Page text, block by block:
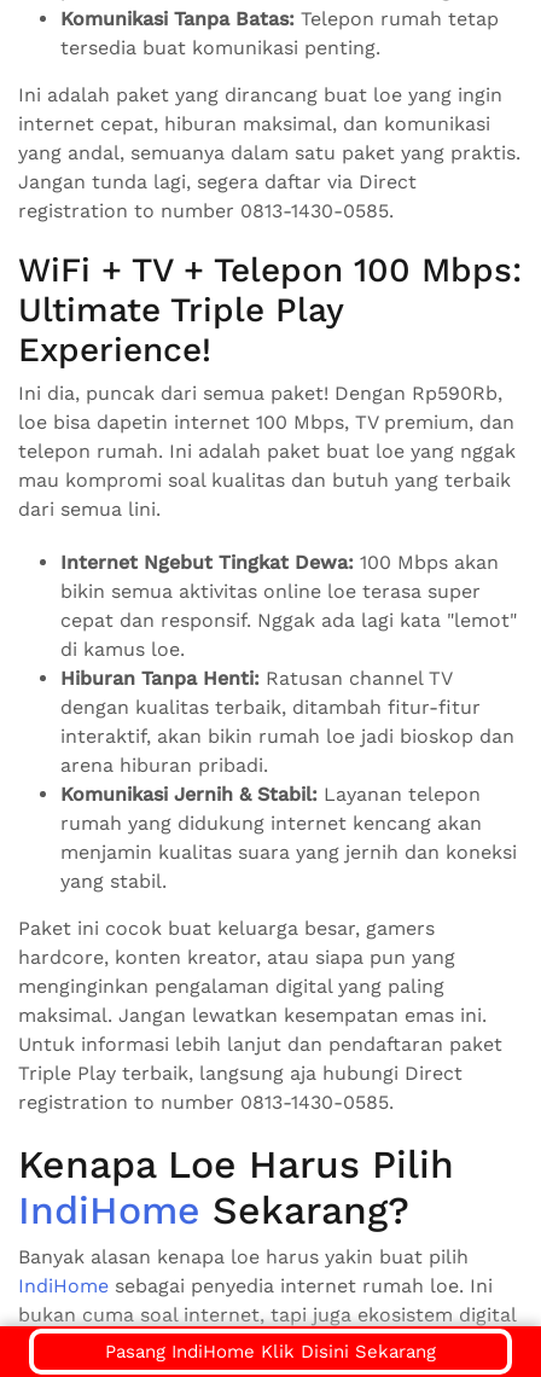
Komunikasi Tanpa Batas: Telepon rumah tetap
tersedia buat komunikasi penting.
Ini adalah paket yang dirancang buat loe yang ingin
internet cepat, hiburan maksimal, dan komunikasi
yang andal, semuanya dalam satu paket yang praktis.
Jangan tunda lagi, segera daftar via Direct
registration to number 0813-1430-0585.
WiFi + TV + Telepon 100 Mbps:
Ultimate Triple Play
Experience!
Ini dia, puncak dari semua paket! Dengan Rp590Rb,
loe bisa dapetin internet 100 Mbps, TV premium, dan
telepon rumah. Ini adalah paket buat loe yang nggak
mau kompromi soal kualitas dan butuh yang terbaik
dari semua lini.
Internet Ngebut Tingkat Dewa: 100 Mbps akan
bikin semua aktivitas online loe terasa super
cepat dan responsif. Nggak ada lagi kata "lemot"
di kamus loe.
Hiburan Tanpa Henti: Ratusan channel TV
dengan kualitas terbaik, ditambah fitur-fitur
interaktif, akan bikin rumah loe jadi bioskop dan
arena hiburan pribadi.
Komunikasi Jernih & Stabil: Layanan telepon
rumah yang didukung internet kencang akan
menjamin kualitas suara yang jernih dan koneksi
yang stabil.
Paket ini cocok buat keluarga besar, gamers
hardcore, konten kreator, atau siapa pun yang
menginginkan pengalaman digital yang paling
maksimal. Jangan lewatkan kesempatan emas ini.
Untuk informasi lebih lanjut dan pendaftaran paket
Triple Play terbaik, langsung aja hubungi Direct
registration to number 0813-1430-0585.
Kenapa Loe Harus Pilih
IndiHome Sekarang?
Banyak alasan kenapa loe harus yakin buat pilih
IndiHome sebagai penyedia internet rumah loe. Ini
bukan cuma soal internet, tapi juga ekosistem digital
yang terintegrasi dan siap mendukung semua
Pasang IndiHome Klik Disini Sekarang